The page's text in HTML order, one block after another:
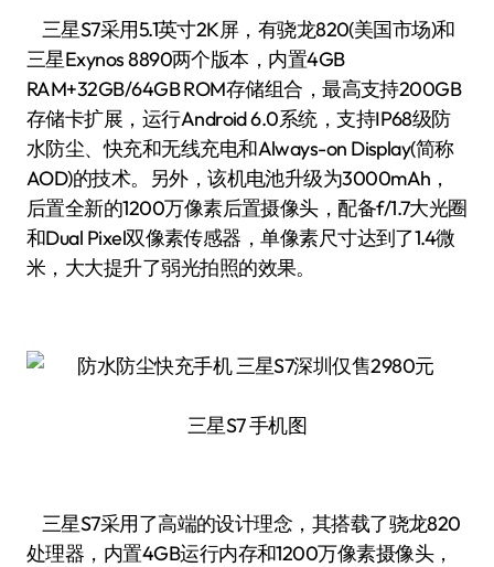
三星S7采用5.1英寸2K屏，有骁龙820(美国市场)和
三星Exynos 8890两个版本，内置4GB
RAM+32GB/64GB ROM存储组合，最高支持200GB
存储卡扩展，运行Android 6.0系统，支持IP68级防
水防尘、快充和无线充电和Always-on Display(简称
AOD)的技术。另外，该机电池升级为3000mAh，
后置全新的1200万像素后置摄像头，配备f/1.7大光圈
和Dual Pixel双像素传感器，单像素尺寸达到了1.4微
米，大大提升了弱光拍照的效果。
三星S7 手机图
三星S7采用了高端的设计理念，其搭载了骁龙820
处理器，内置4GB运行内存和1200万像素摄像头，